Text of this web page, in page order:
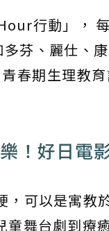
行動」，
芬、麗仕、
春期生理教
！好日電
，可以是寓教
舞台劇到療